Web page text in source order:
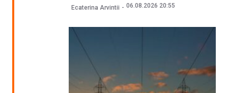
Ecaterina Arvintii 06.08.2026 20:55